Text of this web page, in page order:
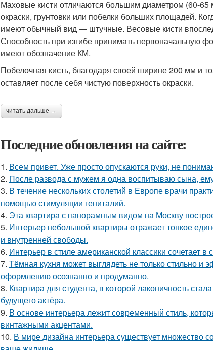
Маховые кисти отличаются большим диаметром (60-
окраски, грунтовки или побелки больших площадей.
имеют обычный вид — штучные. Весовые кисти
Способность при изгибе принимать первоначальную
имеют обозначение КМ.
Побелочная кисть, благодаря своей ширине 200 мм и
оставляет после себя чистую поверхность окраски.
читать дальше →
Последние обновления на сайте:
1. Всем привет. Уже просто опускаются руки, не
2. После развода с мужем я одна воспитываю сына,
3. В течение нескольких столетий в Европе врачи
помощью стимуляции гениталий.
4. Эта квартира с панорамным видом на Москву
5. Интерьер небольшой квартиры отражает тонкое
и внутренней свободы.
6. Интерьер в стиле американской классики сочетает
7. Тёмная кухня может выглядеть не только стильно и
оформлению осознанно и продуманно.
8. Квартира для студента, в которой лаконичность
будущего актёра.
9. В основе интерьера лежит современный стиль,
винтажными акцентами.
10. В мире дизайна интерьера существует множество